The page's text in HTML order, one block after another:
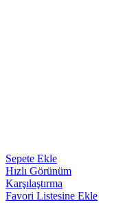
Sepete Ekle
Hızlı Görünüm
Karşılaştırma
Favori Listesine Ekle